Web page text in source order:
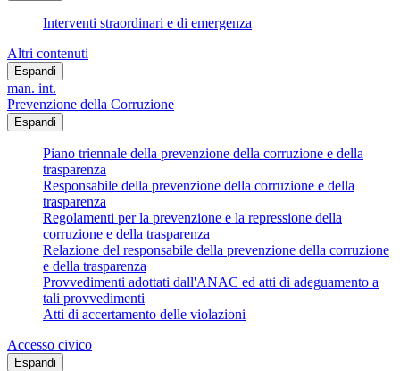
Interventi straordinari e di emergenza
Altri contenuti
Espandi
man. int.
Prevenzione della Corruzione
Espandi
Piano triennale della prevenzione della corruzione e della
trasparenza
Responsabile della prevenzione della corruzione e della
trasparenza
Regolamenti per la prevenzione e la repressione della
corruzione e della trasparenza
Relazione del responsabile della prevenzione della corruzione
e della trasparenza
Provvedimenti adottati dall'ANAC ed atti di adeguamento a
tali provvedimenti
Atti di accertamento delle violazioni
Accesso civico
Espandi